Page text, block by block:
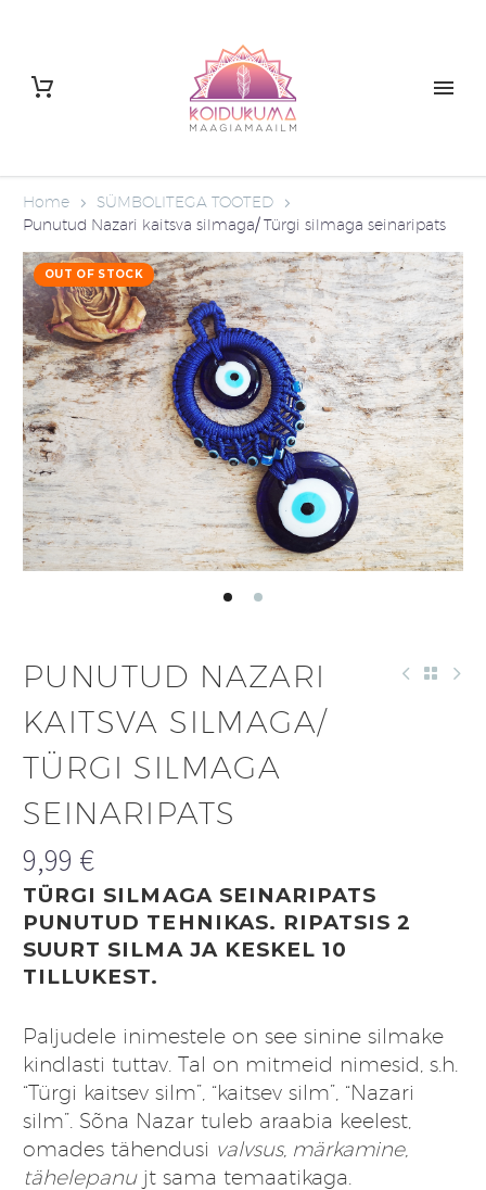
Home
SÜMBOLITEGA TOOTED
Punutud Nazari kaitsva silmaga/ Türgi silmaga seinaripats
OUT OF STOCK
PUNUTUD NAZARI
KAITSVA SILMAGA/
TÜRGI SILMAGA
SEINARIPATS
9,99 €
TÜRGI SILMAGA SEINARIPATS
PUNUTUD TEHNIKAS. RIPATSIS 2
SUURT SILMA JA KESKEL 10
TILLUKEST.
Paljudele inimestele on see sinine silmake
kindlasti tuttav. Tal on mitmeid nimesid, s.h.
“Türgi kaitsev silm”, “kaitsev silm”, “Nazari
silm”. Sõna Nazar tuleb araabia keelest,
omades tähendusi valvsus, märkamine,
tähelepanujt sama temaatikaga.